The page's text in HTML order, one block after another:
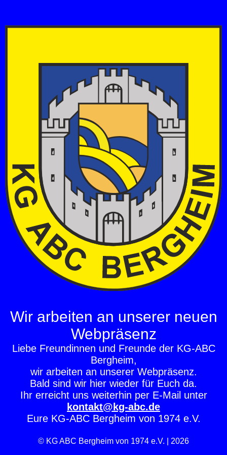
Wir arbeiten an unserer neuen
Webpräsenz
Liebe Freundinnen und Freunde der KG-ABC
Bergheim,
wir arbeiten an unserer Webpräsenz.
Bald sind wir hier wieder für Euch da.
Ihr erreicht uns weiterhin per E-Mail unter
kontakt@kg-abc.de
Eure KG-ABC Bergheim von 1974 e.V.
© KG ABC Bergheim von 1974 e.V. | 2026